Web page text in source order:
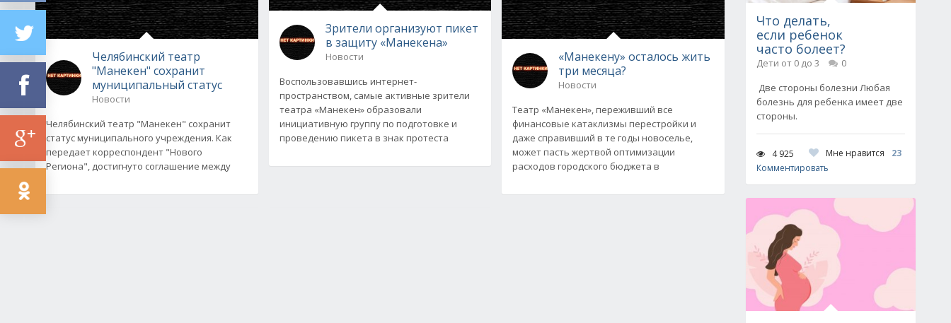
Челябинский театр
"Манекен" сохранит
муниципальный статус
Новости
Челябинский театр "Манекен" сохранит
статус муниципального учреждения. Как
передает корреспондент "Нового
Региона", достигнуто соглашение между
Зрители организуют пикет
в защиту «Манекена»
Новости
Воспользовавшись интернет-
пространством, самые активные зрители
театра «Манекен» образовали
инициативную группу по подготовке и
проведению пикета в знак протеста
«Манекену» осталось жить
три месяца?
Новости
Театр «Манекен», переживший все
финансовые катаклизмы перестройки и
даже справивший в те годы новоселье,
может пасть жертвой оптимизации
расходов городского бюджета в
Что делать,
если ребенок
часто болеет?
Дети от 0 до 3
0
Две стороны болезни Любая
болезнь для ребенка имеет две
стороны.
4 925 Мне нравится
23
Комментировать